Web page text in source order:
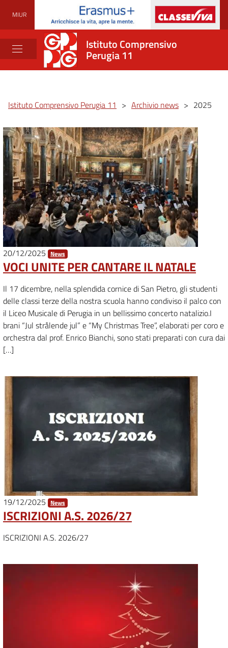
MIUR
Istituto Comprensivo
Perugia 11
Istituto Comprensivo Perugia 11 > Archivio news > 2025
20/12/2025 News
VOCI UNITE PER CANTARE IL NATALE
Il 17 dicembre, nella splendida cornice di San Pietro, gli studenti
delle classi terze della nostra scuola hanno condiviso il palco con
il Liceo Musicale di Perugia in un bellissimo concerto natalizio.I
brani “Jul strålende jul” e “My Christmas Tree”, elaborati per coro e
orchestra dal prof. Enrico Bianchi, sono stati preparati con cura dai
[…]
19/12/2025 News
ISCRIZIONI A.S. 2026/27
ISCRIZIONI A.S. 2026/27